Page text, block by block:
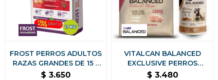
FROST PERROS ADULTOS
RAZAS GRANDES DE 15 +
2 KG GRATIS
$ 3.650
VITALCAN BALANCED
EXCLUSIVE PERROS
ADULTOS CERDO 15 KG +
$ 3.480